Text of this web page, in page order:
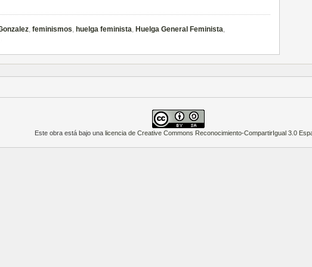
, feminismos, huelga feminista, Huelga General Feminista,
Este obra está bajo una licencia de Creative Commons Reconocimiento-CompartirIgual 3.0